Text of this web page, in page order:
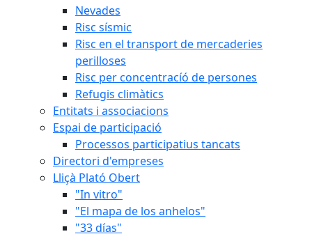
Nevades
Risc sísmic
Risc en el transport de mercaderies
perilloses
Risc per concentracíó de persones
Refugis climàtics
Entitats i associacions
Espai de participació
Processos participatius tancats
Directori d'empreses
Lliçà Plató Obert
"In vitro"
"El mapa de los anhelos"
"33 días"